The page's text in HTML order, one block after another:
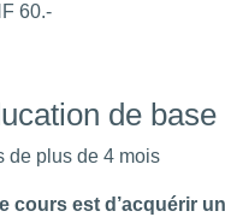
60.-
de base
de plus de 4 mois
cours est d’acquérir